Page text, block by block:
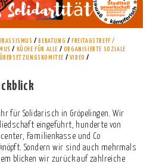
/ BERATUNG /FREITAGSTREFF /
/ KÜCHE FÜR ALLE / ORGANISIERTE SOZIALE
ÜBERSETZUNGSKOMITEE / VIDEO /
für Solidarisch in Gröpelingen. Wir
eingeführt, hunderte von
Familienkasse und Co
Sondern wir sind auch mehrmals
blicken wir zurück auf zahlreiche